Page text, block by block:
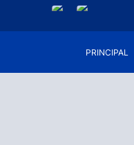
PRINCIPAL